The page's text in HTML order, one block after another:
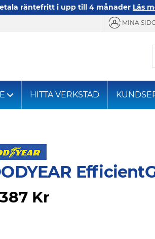
räntefritt i upp till 4 månader Läs
MINA
HITTA VERKSTAD
387 Kr